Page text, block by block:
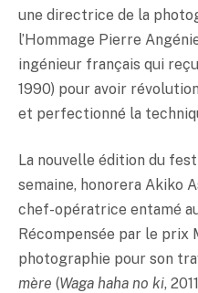
une directrice de la
l’Hommage Pierre
ingénieur français qui
1990) pour avoir
et perfectionné la
La nouvelle édition du
semaine, honorera Akiko
chef-opératrice entamé
Récompensée par le prix
photographie pour son
mère (Waga haha no ki,